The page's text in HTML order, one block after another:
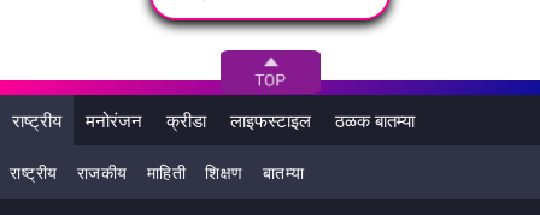
बिघडल्याचा दावा केला. दरम्यान, ती बेशुद्ध होत असल्याचा आरोपींनी फायदा
घेतला. त्यांनी तिला कारमध्ये बसवले आणि पहाटेपर्यंत तिच्यावर लैंगिक
अत्याचार केला. महिलेने आरोपींकडून तिला मारहाण झाल्याचाही दावा केला.
मारहाणीनंतर दोघांनी तिला मियापूर येथील वसतिगृहात सोडून पळ काढला,
असे पीडितेने दिलेल्या तक्रारीत म्हटले आहे.
राष्ट्रीय मनोरंजन क्रीडा लाइफस्टाइल ठळक बातम्या
राष्ट्रीय राजकीय माहिती शिक्षण बातम्या